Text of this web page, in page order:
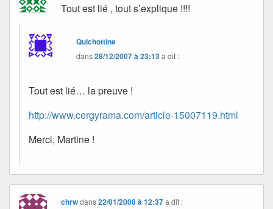
Tout est lié , tout s’explique !!!!
Quichottine
dans28/12/2007 à 23:13a dit :
Tout est lié… la preuve !
http://www.cergyrama.com/article-15007119.html
Merci, Martine !
chrwdans22/01/2008 à 12:37 a dit :